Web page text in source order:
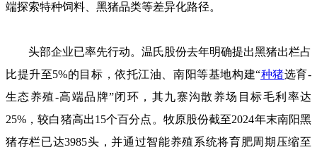
端探索特种饲料、黑猪品类等差异化路径。
头部企业已率先行动。温氏股份去年明确提出黑猪出栏占
比提升至5%的目标，依托江油、南阳等基地构建“种猪选育-
生态养殖-高端品牌”闭环，其九寨沟散养场目标毛利率达
25%，较白猪高出15个百分点。牧原股份截至2024年末南阳黑
猪存栏已达3985头，并通过智能养殖系统将育肥周期压缩至